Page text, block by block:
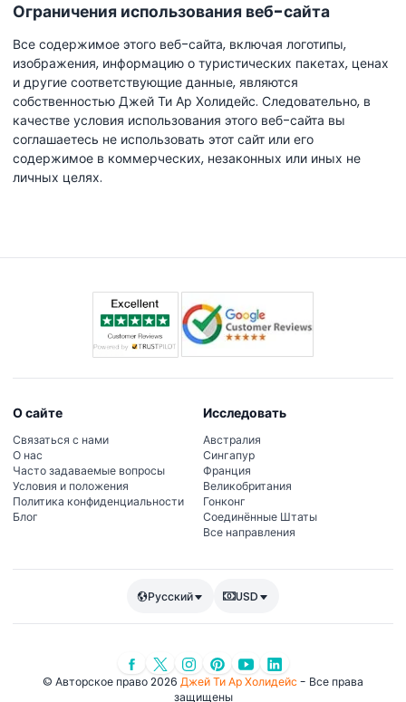
Ограничения использования веб-сайта
Все содержимое этого веб-сайта, включая логотипы,
изображения, информацию о туристических пакетах, ценах
и другие соответствующие данные, являются
собственностью Джей Ти Ар Холидейс. Следовательно, в
качестве условия использования этого веб-сайта вы
соглашаетесь не использовать этот сайт или его
содержимое в коммерческих, незаконных или иных не
личных целях.
О сайте
Связаться с нами
О нас
Часто задаваемые вопросы
Условия и положения
Политика конфиденциальности
Блог
Исследовать
Австралия
Сингапур
Франция
Великобритания
Гонконг
Соединённые Штаты
Все направления
Русский USD
© Авторское право 2026 Джей Ти Ар Холидейс- Все права
защищены